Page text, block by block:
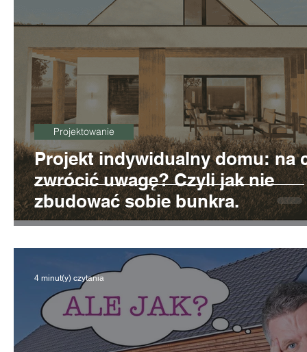
Projekt indywidualny domu: na
zwrócić uwagę? Czyli jak nie
zbudować sobie bunkra.
Projektowanie
4 minut(y) czytania